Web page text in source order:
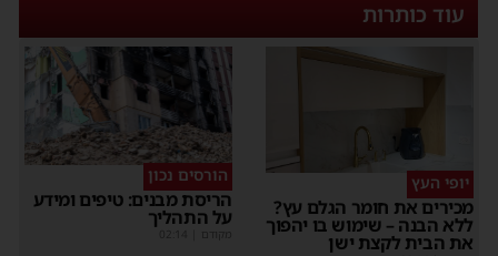
עוד כותרות
יופי העץ
מכירים את חומר הגלם עץ?
ללא הבנה – שימוש בו יהפוך
את הבית לקצת ישן
הורסים נכון
הריסת מבנים: טיפים ומידע
על התהליך